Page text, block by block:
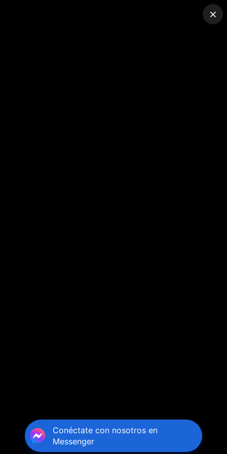
Conéctate con nosotros en
Messenger